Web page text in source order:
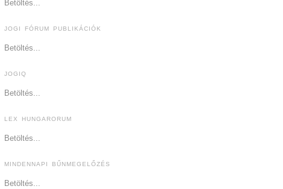
Betöltés...
JOGI FÓRUM PUBLIKÁCIÓK
Betöltés...
JOGIQ
Betöltés...
LEX HUNGARORUM
Betöltés...
MINDENNAPI BŰNMEGELŐZÉS
Betöltés...